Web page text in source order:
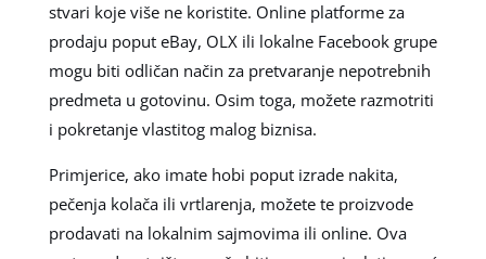
stvari koje više ne koristite. Online platforme za
prodaju poput eBay, OLX ili lokalne Facebook grupe
mogu biti odličan način za pretvaranje nepotrebnih
predmeta u gotovinu. Osim toga, možete razmotriti
i pokretanje vlastitog malog biznisa.
Primjerice, ako imate hobi poput izrade nakita,
pečenja kolača ili vrtlarenja, možete te proizvode
prodavati na lokalnim sajmovima ili online. Ova